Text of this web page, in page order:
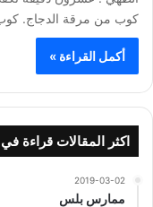
كوب من مرقة الدجاج.
أكمل القراءة »
اكثر المقالات قراءة في
2019-03-02
ممارس بلس